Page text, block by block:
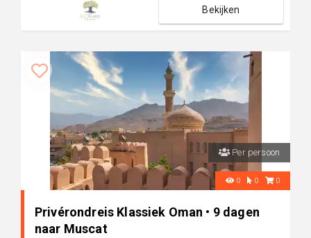
Bekijken
Per persoon
0 0 0
Privérondreis Klassiek Oman • 9 dagen
naar Muscat